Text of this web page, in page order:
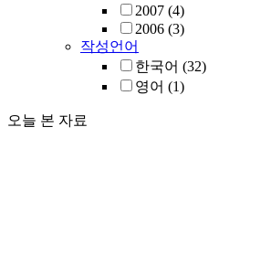
2007 (4)
2006 (3)
작성언어
한국어 (32)
영어 (1)
오늘 본 자료